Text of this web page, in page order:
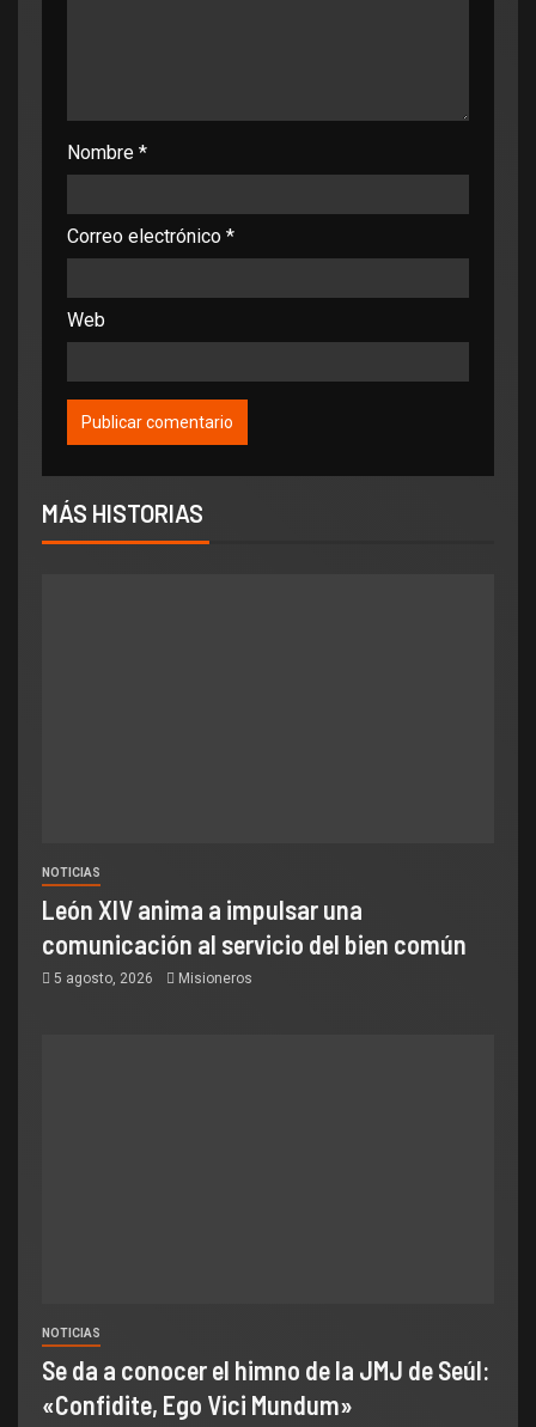
Nombre *
Correo electrónico *
Web
MÁS HISTORIAS
NOTICIAS
León XIV anima a impulsar una
comunicación al servicio del bien común
5 agosto, 2026 Misioneros
NOTICIAS
Se da a conocer el himno de la JMJ de Seúl:
«Confidite, Ego Vici Mundum»